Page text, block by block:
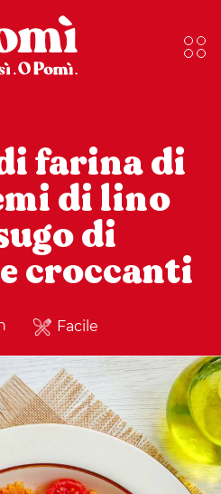
farina di
di lino
di
croccanti
Facile